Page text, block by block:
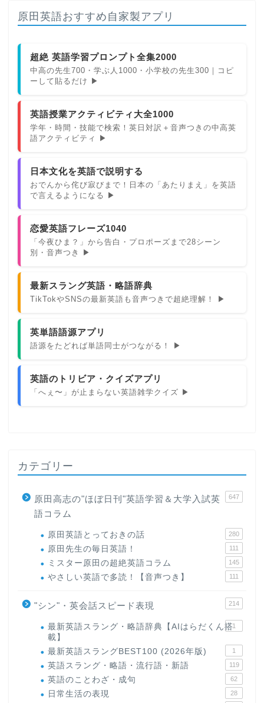
原田英語おすすめ自家製アプリ
超絶 英語学習プロンプト全集2000
中高の先生700・学ぶ人1000・小学校の先生300｜コピ
ーして貼るだけ ▶
英語授業アクティビティ大全1000
学年・時間・技能で検索！英日対訳＋音声つきの中高英
語アクティビティ ▶
日本文化を英語で説明する
おでんから侘び寂びまで！日本の「あたりまえ」を英語
で言えるようになる ▶
恋愛英語フレーズ1040
「今夜ひま？」から告白・プロポーズまで28シーン
別・音声つき ▶
最新スラング英語・略語辞典
TikTokやSNSの最新英語も音声つきで超絶理解！ ▶
英単語語源アプリ
語源をたどれば単語同士がつながる！ ▶
英語のトリビア・クイズアプリ
「へぇ〜」が止まらない英語雑学クイズ ▶
カテゴリー
原田高志の"ほぼ日刊"英語学習＆大学入試英
語コラム
647
原田英語とっておきの話 280
原田先生の毎日英語！ 111
ミスター原田の超絶英語コラム 145
やさしい英語で多読！【音声つき】 111
"シン"・英会話スピード表現 214
最新英語スラング・略語辞典【AIはらだくん搭
載】
1
最新英語スラングBEST100 (2026年版) 1
英語スラング・略語・流行語・新語 119
英語のことわざ・成句 62
日常生活の表現 28